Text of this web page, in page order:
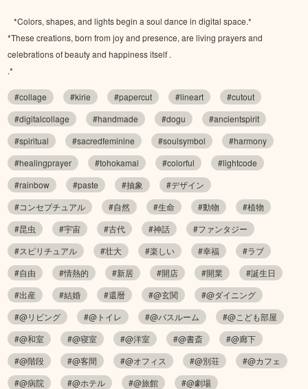
*Colors, shapes, and lights begin a soul dance in digital space.*
*These creations, born from joy and presence, are living prayers and
celebrations of beauty and happiness itself .
.*
#collage #kirie #papercut #lineart
#cutout
#digitalcollage
#handmade #dogu
#ancientspirit
#spiritual
#sacredfeminine #soulsymbol
#harmony
#healingprayer
#tohokamai #colorful
#lightcode
#rainbow
#paste #抽象
#デザイン
#コンセプチュアル
#自然 #生命 #動物
#植物
#昆虫
#宇宙 #古代 #神話
#ファンタジー
#スピリチュアル
#壮大 #楽しい #幸福
#ラブ
#自由
#情熱的 #新居 #開店 #開業
#誕生日
#出産
#結婚 #還暦 #@玄関
#@ダイニング
#@リビング
#@トイレ #@バスルーム
#@こども部屋
#@和室
#@寝室 #@洋室 #@書斎
#@廊下
#@階段
#@客間 #@オフィス #@別荘
#@カフェ
#@病院
#@ホテル #@旅館
#@劇場